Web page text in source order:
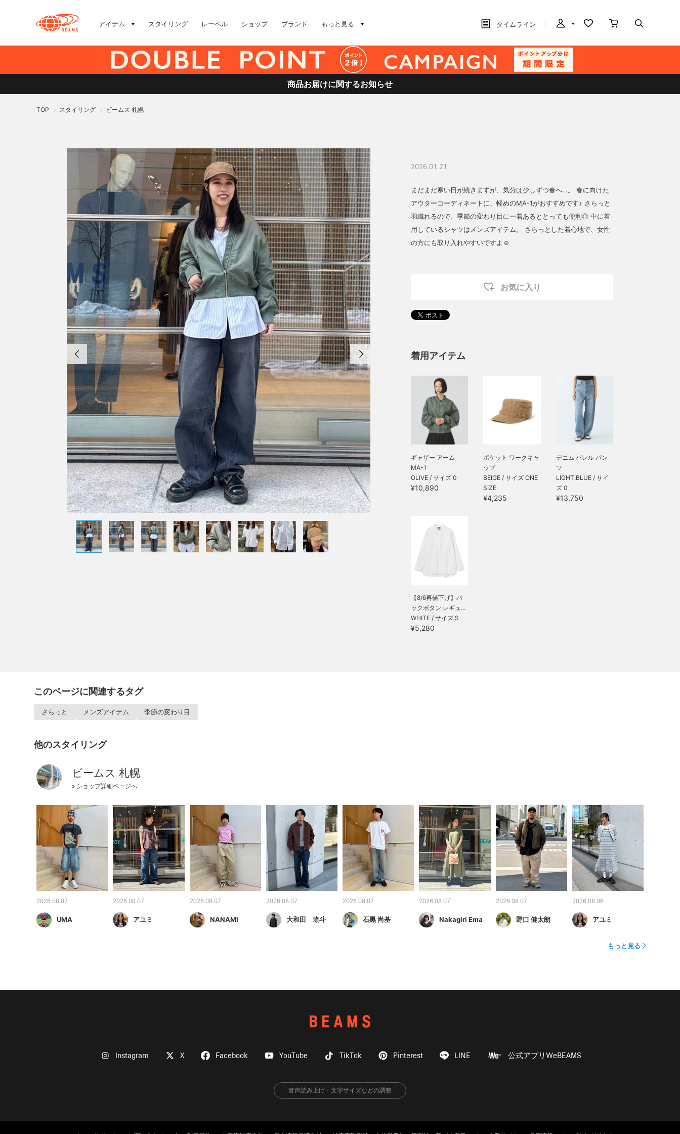
アイテム スタイリング レーベル ショップ ブランド もっと見る タイムライン
商品お届けに関するお知らせ
TOP > スタイリング > ビームス 札幌
2026.01.21
まだまだ寒い日が続きますが、気分は少しずつ春へ…。 春に向けた
アウターコーディネートに、軽めのMA-1がおすすめです♪ さらっと
羽織れるので、季節の変わり目に一着あるととっても便利◎ 中に着
用しているシャツはメンズアイテム。 さらっとした着心地で、女性
の方にも取り入れやすいですよ☺︎
お気に入り
着用アイテム
ギャザー アーム
MA-1
OLIVE / サイズ 0
¥10,890
ポケット ワークキャ
ップ
BEIGE / サイズ ONE
SIZE
¥4,235
デニム バレル パン
ツ
LIGHT.BLUE / サイ
ズ 0
¥13,750
【8/6再値下げ】バ
ックボタン レギュ...
WHITE / サイズ S
¥5,280
このページに関連するタグ
さらっと メンズアイテム 季節の変わり目
他のスタイリング
ビームス 札幌
» ショップ詳細ページへ
2026.08.07
UMA
2026.08.07
アユミ
2026.08.07
NANAMI
2026.08.07
大和田 琉斗
2026.08.07
石黒 尚基
2026.08.07
Nakagiri Ema
2026.08.07
野口 健太朗
2026.08.06
アユミ
もっと見る
Instagram X Facebook YouTube TikTok Pinterest LINE 公式アプリWeBEAMS
音声読み上げ・文字サイズなどの調整